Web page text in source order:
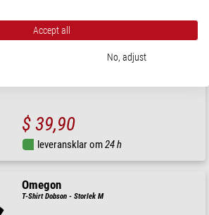
Omegon
T-Shirt Starmap women - Storlek S
$ 39,90
leveransklar om24 h
Omegon
T-Shirt Dobson - Storlek M
Accept all
No, adjust